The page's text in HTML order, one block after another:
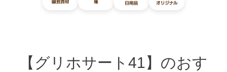
【グリホサート41】のおす